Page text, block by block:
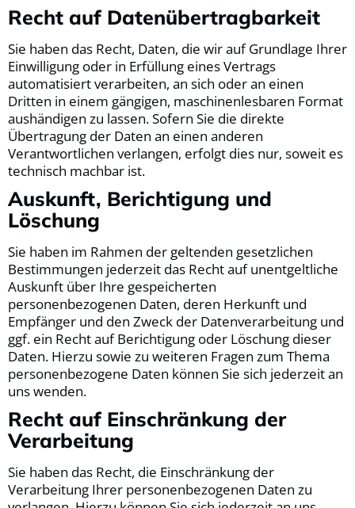
Recht auf Daten­übertrag­barkeit
Sie haben das Recht, Daten, die wir auf Grundlage Ihrer
Einwilligung oder in Erfüllung eines Vertrags
automatisiert verarbeiten, an sich oder an einen
Dritten in einem gängigen, maschinenlesbaren Format
aushändigen zu lassen. Sofern Sie die direkte
Übertragung der Daten an einen anderen
Verantwortlichen verlangen, erfolgt dies nur, soweit es
technisch machbar ist.
Auskunft, Berichtigung und
Löschung
Sie haben im Rahmen der geltenden gesetzlichen
Bestimmungen jederzeit das Recht auf unentgeltliche
Auskunft über Ihre gespeicherten
personenbezogenen Daten, deren Herkunft und
Empfänger und den Zweck der Datenverarbeitung und
ggf. ein Recht auf Berichtigung oder Löschung dieser
Daten. Hierzu sowie zu weiteren Fragen zum Thema
personenbezogene Daten können Sie sich jederzeit an
uns wenden.
Recht auf Einschränkung der
Verarbeitung
Sie haben das Recht, die Einschränkung der
Verarbeitung Ihrer personenbezogenen Daten zu